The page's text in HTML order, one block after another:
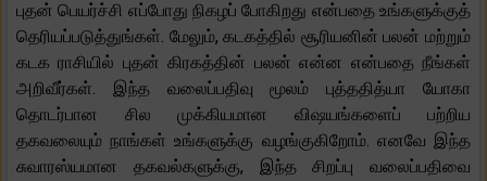
புதன் பெயர்ச்சி எப்போது நிகழப் போகிறது என்பதை உங்களுக்குத்
தெரியப்படுத்துங்கள். மேலும், கடகத்தில் சூரியனின் பலன் மற்றும்
கடக ராசியில் புதன் கிரகத்தின் பலன் என்ன என்பதை நீங்கள்
அறிவீர்கள். இந்த வலைப்பதிவு மூலம் புத்ததித்யா யோகா
தொடர்பான சில முக்கியமான விஷயங்களைப் பற்றிய
தகவலையும் நாங்கள் உங்களுக்கு வழங்குகிறோம். எனவே இந்த
சுவாரஸ்யமான தகவல்களுக்கு, இந்த சிறப்பு வலைப்பதிவை